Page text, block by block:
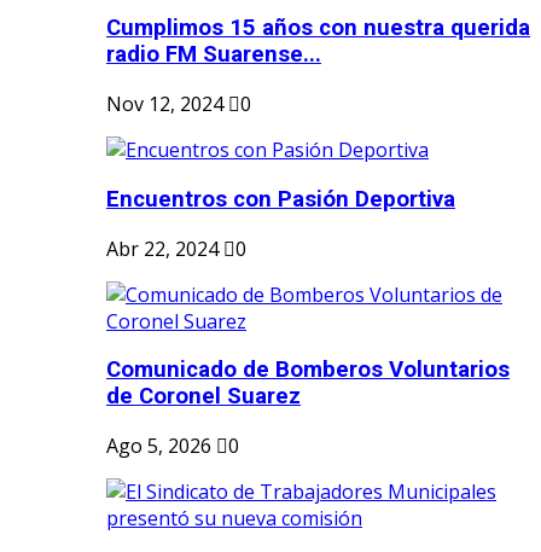
Cumplimos 15 años con nuestra querida
radio FM Suarense...
Nov 12, 2024
0
Encuentros con Pasión Deportiva
Abr 22, 2024
0
Comunicado de Bomberos Voluntarios
de Coronel Suarez
Ago 5, 2026
0